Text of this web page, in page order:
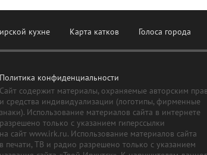
кухне Карта катков Голоса города
Политика конфиденциальности
Сайт содержит материалы, охраняемые авторским
и средства индивидуализации (логотипы, фирменные
знаки). Использование материалов сайта в интернете
разрешено только с указанием гиперссылки
на сайт www.irk.ru. Использование материалов сайта
в печати, ТВ и радио разрешено только с указанием